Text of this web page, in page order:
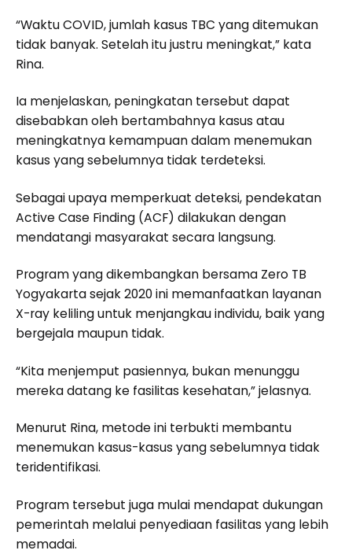
“Waktu COVID, jumlah kasus TBC yang ditemukan
tidak banyak. Setelah itu justru meningkat,” kata
Rina.
Ia menjelaskan, peningkatan tersebut dapat
disebabkan oleh bertambahnya kasus atau
meningkatnya kemampuan dalam menemukan
kasus yang sebelumnya tidak terdeteksi.
Sebagai upaya memperkuat deteksi, pendekatan
Active Case Finding (ACF) dilakukan dengan
mendatangi masyarakat secara langsung.
Program yang dikembangkan bersama Zero TB
Yogyakarta sejak 2020 ini memanfaatkan layanan
X-ray keliling untuk menjangkau individu, baik yang
bergejala maupun tidak.
“Kita menjemput pasiennya, bukan menunggu
mereka datang ke fasilitas kesehatan,” jelasnya.
Menurut Rina, metode ini terbukti membantu
menemukan kasus-kasus yang sebelumnya tidak
teridentifikasi.
Program tersebut juga mulai mendapat dukungan
pemerintah melalui penyediaan fasilitas yang lebih
memadai.